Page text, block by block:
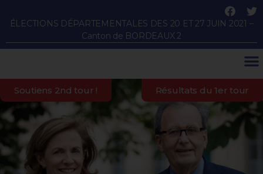
ÉLECTIONS DÉPARTEMENTALES DES 20 ET 27 JUIN 2021 –
Canton de BORDEAUX 2
Soutiens 2nd tour ! Résultats du 1er tour